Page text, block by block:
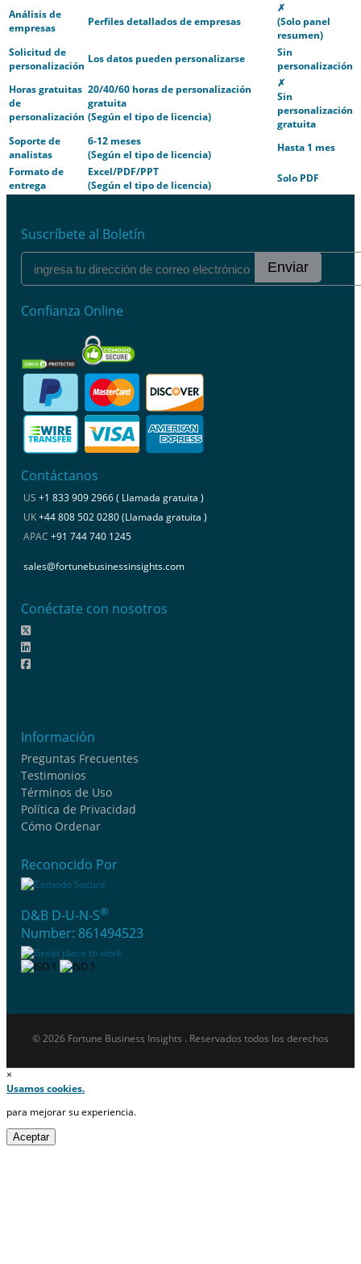
Análisis de
empresas
Perfiles detallados de empresas
✗
(Solo panel
resumen)
Solicitud de
personalización
Los datos pueden personalizarse
Sin
personalización
Horas gratuitas
de
personalización
20/40/60 horas de personalización
gratuita
(Según el tipo de licencia)
✗
Sin
personalización
gratuita
Soporte de
analistas
6-12 meses
(Según el tipo de licencia)
Hasta 1 mes
Formato de
entrega
Excel/PDF/PPT
(Según el tipo de licencia)
Solo PDF
Suscríbete al Boletín
Enviar
Confianza Online
Contáctanos
US +1 833 909 2966 ( Llamada gratuita )
UK+44 808 502 0280 (Llamada gratuita )
APAC +91 744 740 1245
sales@fortunebusinessinsights.com
Conéctate con nosotros
Información
Preguntas Frecuentes
Testimonios
Términos de Uso
Política de Privacidad
Cómo Ordenar
Reconocido Por
D&B D-U-N-S®
Number: 861494523
© 2026 Fortune Business Insights . Reservados todos los derechos
×
Usamos cookies.
para mejorar su experiencia.
Aceptar